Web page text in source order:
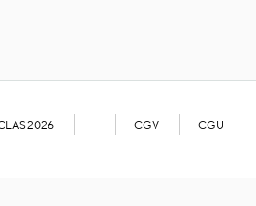
2026 CGV CGU